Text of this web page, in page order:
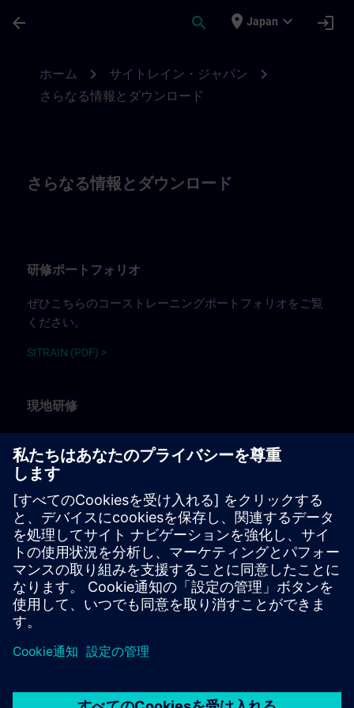
arrow_back search place Japan expand_more login
ホーム chevron_right サイトレイン・ジャパン chevron_right
さらなる情報とダウンロード
さらなる情報とダウンロード
研修ポートフォリオ
ぜひこちらのコーストレーニングポートフォリオをご覧
ください。
SITRAIN (PDF) >
現地研修
JP:SITRAIN オンサイト(PDF) >